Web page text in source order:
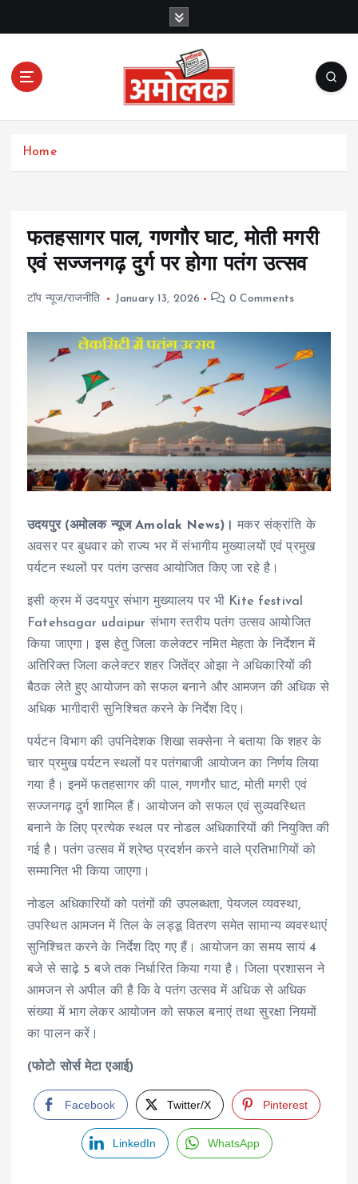
c
Amolak News
Home
फतहसागर पाल, गणगौर घाट, मोती मगरी
एवं सज्जनगढ़ दुर्ग पर होगा पतंग उत्सव
टॉप न्यूज/राजनीति January 13, 2026 0 Comments
उदयपुर (अमोलक न्यूज Amolak News)।मकर संक्रांति के
अवसर पर बुधवार को राज्य भर में संभागीय मुख्यालयों एवं प्रमुख
पर्यटन स्थलों पर पतंग उत्सव आयोजित किए जा रहे है।
इसी क्रम में उदयपुर संभाग मुख्यालय पर भी Kite festival
Fatehsagar udaipur संभाग स्तरीय पतंग उत्सव आयोजित
किया जाएगा। इस हेतु जिला कलेक्टर नमित मेहता के निर्देशन में
अतिरिक्त जिला कलेक्टर शहर जितेंद्र ओझा ने अधिकारियों की
बैठक लेते हुए आयोजन को सफल बनाने और आमजन की अधिक से
अधिक भागीदारी सुनिश्चित करने के निर्देश दिए।
पर्यटन विभाग की उपनिदेशक शिखा सक्सेना ने बताया कि शहर के
चार प्रमुख पर्यटन स्थलों पर पतंगबाजी आयोजन का निर्णय लिया
गया है। इनमें फतहसागर की पाल, गणगौर घाट, मोती मगरी एवं
सज्जनगढ़ दुर्ग शामिल हैं। आयोजन को सफल एवं सुव्यवस्थित
बनाने के लिए प्रत्येक स्थल पर नोडल अधिकारियों की नियुक्ति की
गई है। पतंग उत्सव में श्रेष्ठ प्रदर्शन करने वाले प्रतिभागियों को
सम्मानित भी किया जाएगा।
नोडल अधिकारियों को पतंगों की उपलब्धता, पेयजल व्यवस्था,
उपस्थित आमजन में तिल के लड्डू वितरण समेत सामान्य व्यवस्थाएं
सुनिश्चित करने के निर्देश दिए गए हैं। आयोजन का समय सायं 4
बजे से साढ़े 5 बजे तक निर्धारित किया गया है। जिला प्रशासन ने
आमजन से अपील की है कि वे पतंग उत्सव में अधिक से अधिक
संख्या में भाग लेकर आयोजन को सफल बनाएं तथा सुरक्षा नियमों
का पालन करें।
(फोटो सोर्स मेटा एआई)
Facebook Twitter/X Pinterest
LinkedIn WhatsApp